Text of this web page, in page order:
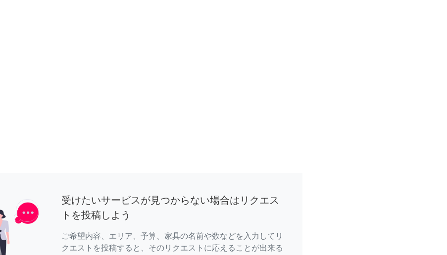
受けたいサービスが見つからない場合はリクエス
トを投稿しよう
ご希望内容、エリア、予算、家具の名前や数などを入力してリ
クエストを投稿すると、そのリクエストに応えることが出来る